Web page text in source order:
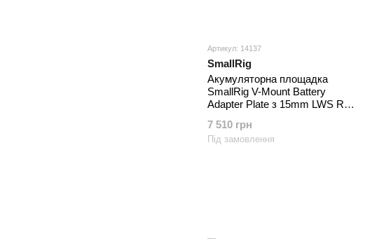
Артикул: 14137
SmallRig
Акумуляторна площадка
SmallRig V-Mount Battery
Adapter Plate з 15mm LWS Rod
7 510 грн
Під замовлення